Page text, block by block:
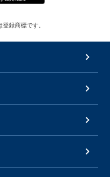
録商標です。